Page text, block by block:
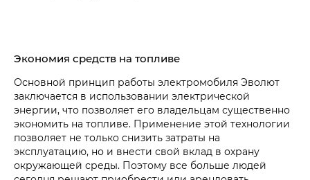
Экономия средств на топливе
Основной принцип работы электромобиля Эволют
заключается в использовании электрической
энергии, что позволяет его владельцам существенно
экономить на топливе. Применение этой технологии
позволяет не только снизить затраты на
эксплуатацию, но и внести свой вклад в охрану
окружающей среды. Поэтому все больше людей